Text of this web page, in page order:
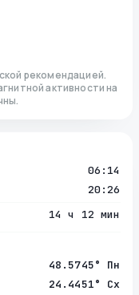
рекомендацией.
активности на
06:14
20:26
14 ч 12 мин
48.5745° Пн
24.4451° Сх